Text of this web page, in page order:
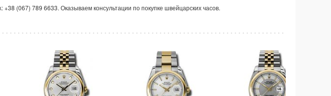
+38 (067) 789 6633. Оказываем консультации по покупке швейцарских часов.